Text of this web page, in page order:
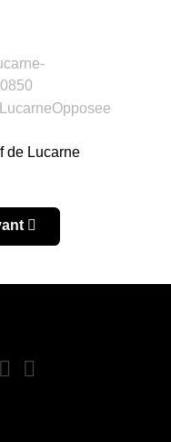
de Lucarne
sur LO, saison
suivant : Une